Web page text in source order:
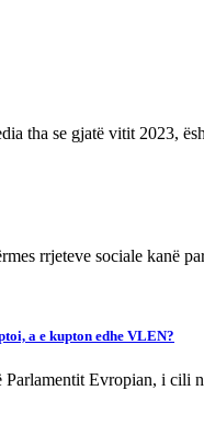
tha se gjatë vitit 2023,
rrjeteve sociale kanë
a e kupton edhe VLEN?
Parlamentit Evropian, i cili